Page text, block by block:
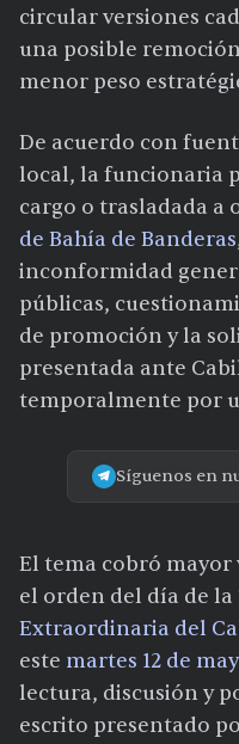
circular versiones
una posible
menor peso
De acuerdo con
local, la funcionaria
cargo o trasladada a
de Bahía de Banderas
inconformidad
públicas,
de promoción y la
presentada ante
temporalmente por
Síguenos en
El tema cobró mayor
el orden del día de la
Extraordinaria del
este martes 12 de
lectura, discusión y
escrito presentado